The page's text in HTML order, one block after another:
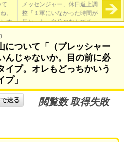
。
本
メッセンジャー、休日返上調
整「１軍にいなかった時間が
長かった。自分のなかでチー
ムの一員というのを感じたか
について「（プレッシャー
んじゃないか。目の前に必
イプ。オレもどっちかいう
」
閲覧数 取得失敗